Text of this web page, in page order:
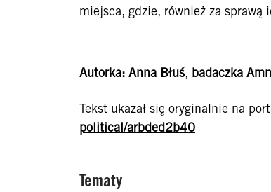
miejsca, gdzie, również za sprawą
Autorka: Anna Błuś, badaczka
Tekst ukazał się oryginalnie na
political/arbded2b40
Tematy